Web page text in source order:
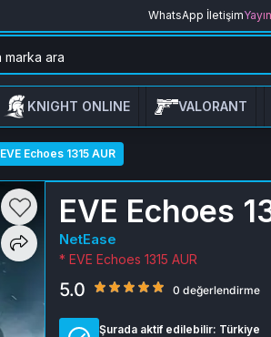
WhatsApp İletişim
KNIGHT ONLINE VALORANT
EVE Echoes 1315 AUR
EVE Echoes
NetEase
* EVE Echoes 1315 AUR
5.0 0 değerlendirme
Şurada aktif edilebilir: Türkiye